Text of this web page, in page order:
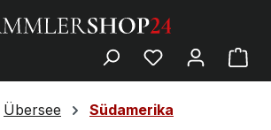
Übersee Südamerika